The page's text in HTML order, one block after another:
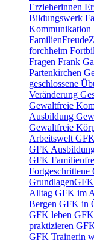
Erzieherinnen
Bildungswerk
Kommunikation
forchheim
Fragen Frank
Partenkirchen
geschlossene
Veränderung
Gewaltfreie
Ausbildung
Gewaltfreie
Arbeitswelt
GFK
GFK
Fortgeschrittene
Alltag GFK im
Bergen GFK in
GFK leben
praktizieren
GFK Trainerin